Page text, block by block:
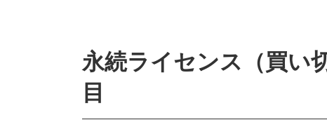
永続ライセンス（買い
目